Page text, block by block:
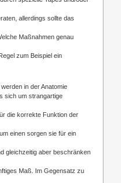
allerdings sollte das
Maßnahmen genau
zum Beispiel ein
in der Anatomie
sich um strangartige
die korrekte Funktion der
einen sorgen sie für ein
gleichzeitig aber beschränken
Maß. Im Gegensatz zu